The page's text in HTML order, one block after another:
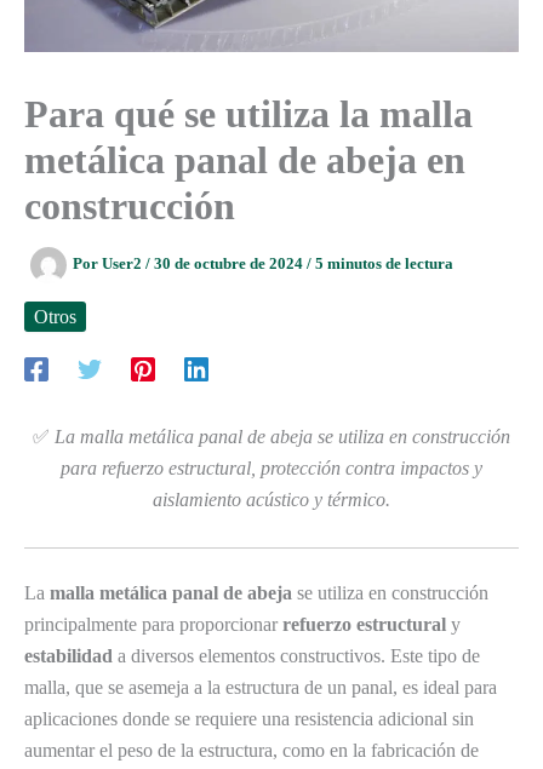
Para qué se utiliza la malla
metálica panal de abeja en
construcción
Por User2 / 30 de octubre de 2024 / 5 minutos de lectura
Otros
✅ La malla metálica panal de abeja se utiliza en construcción
para refuerzo estructural, protección contra impactos y
aislamiento acústico y térmico.
La malla metálica panal de abeja se utiliza en construcción
principalmente para proporcionar refuerzo estructural y
estabilidad a diversos elementos constructivos. Este tipo de
malla, que se asemeja a la estructura de un panal, es ideal para
aplicaciones donde se requiere una resistencia adicional sin
aumentar el peso de la estructura, como en la fabricación de